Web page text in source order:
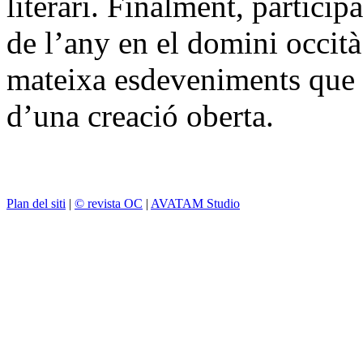
de l’any en el domini
mateixa esdeveniments
d’una creació oberta.
Plan del siti | © revista OC | AVATAM Studio